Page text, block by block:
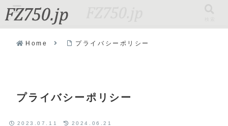
Home プライバシーポリシー
プライバシーポリシー
2023.07.11 2024.06.21
メニュー